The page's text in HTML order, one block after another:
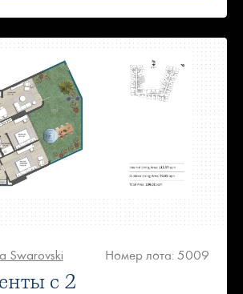
Swarovski Номер лота: 5009
с 2